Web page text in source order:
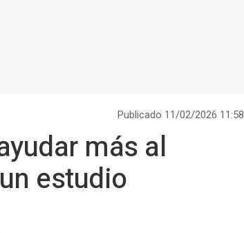
Publicado 11/02/2026 11:58
más al
estudio